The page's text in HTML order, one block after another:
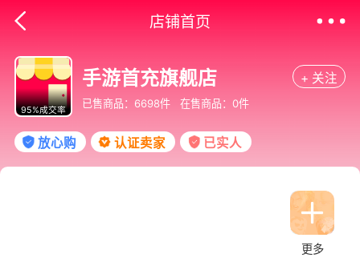
店铺首页
95%成交率
手游首充旗舰店 + 关注
已售商品： 6698件 在售商品：0件
放心购 认证卖家 已实人
更多